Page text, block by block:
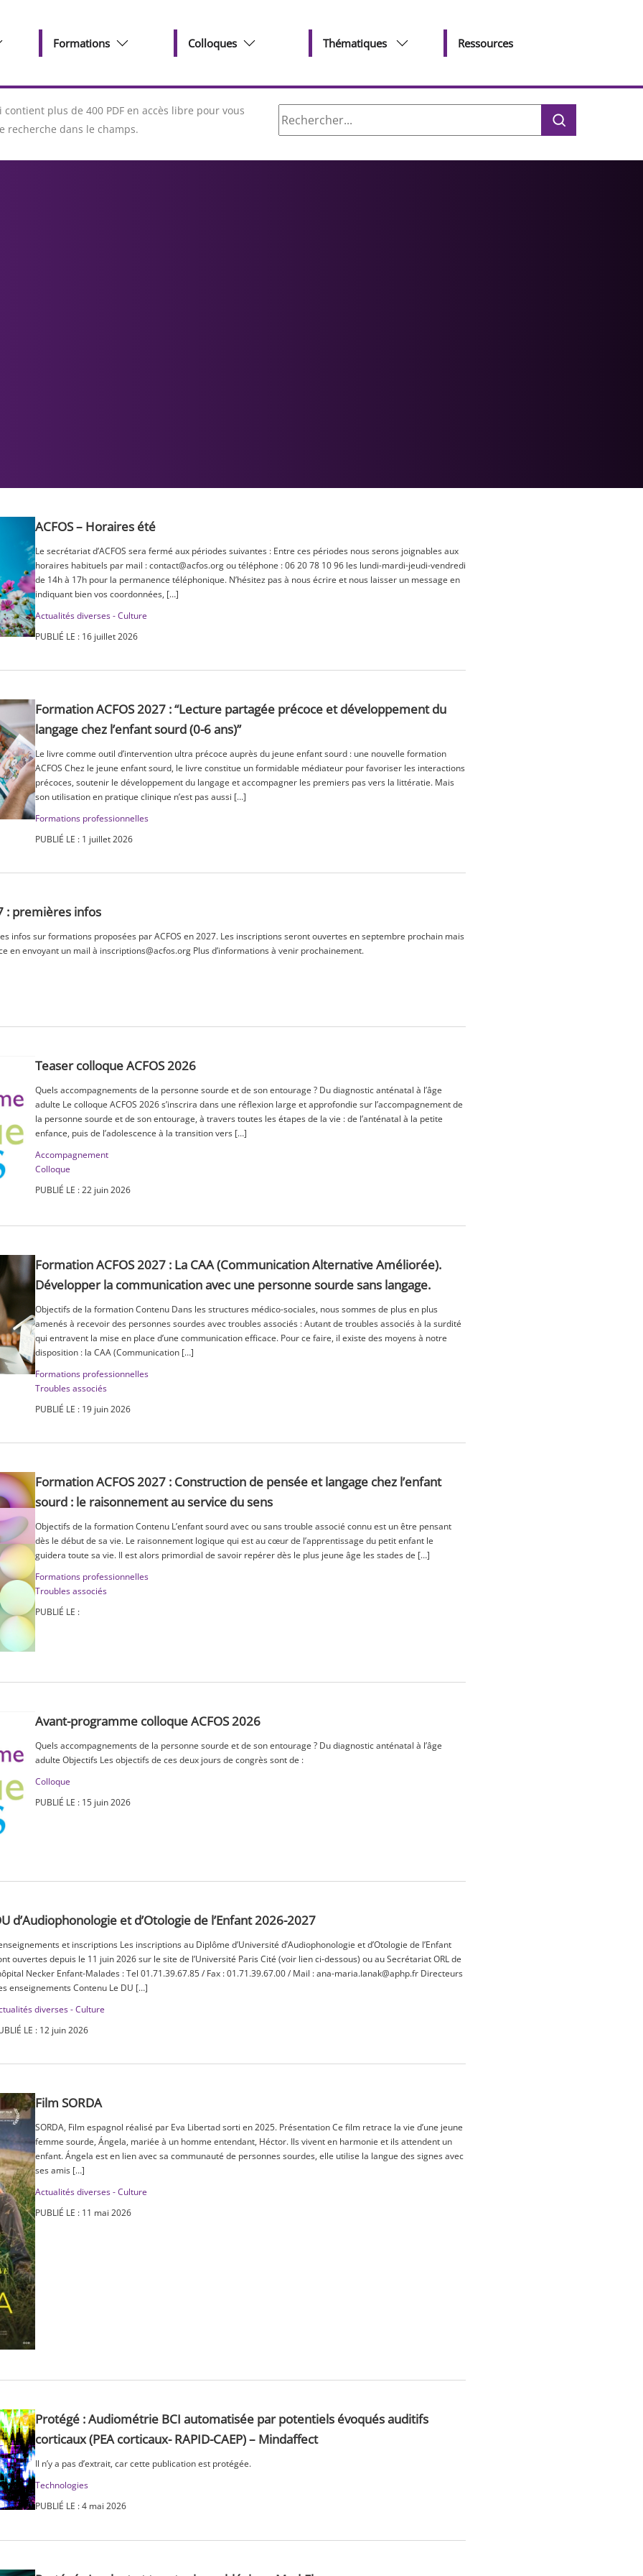
Formations Colloques Thématiques Ressources
plus de 400 PDF en accès libre pour vous
recherche dans le champs.
Rechercher :
ACFOS – Horaires été
Le secrétariat d’ACFOS sera fermé aux périodes suivantes : Entre ces périodes nous serons joignables aux
horaires habituels par mail : contact@acfos.org ou téléphone : 06 20 78 10 96 les lundi-mardi-jeudi-vendredi
de 14h à 17h pour la permanence téléphonique. N’hésitez pas à nous écrire et nous laisser un message en
indiquant bien vos coordonnées, […]
Actualités diverses - Culture
PUBLIÉ LE : 16 juillet 2026
Formation ACFOS 2027 : “Lecture partagée précoce et développement du
langage chez l’enfant sourd (0-6 ans)”
Le livre comme outil d’intervention ultra précoce auprès du jeune enfant sourd : une nouvelle formation
ACFOS Chez le jeune enfant sourd, le livre constitue un formidable médiateur pour favoriser les interactions
précoces, soutenir le développement du langage et accompagner les premiers pas vers la littératie. Mais
son utilisation en pratique clinique n’est pas aussi […]
Formations professionnelles
PUBLIÉ LE : 1 juillet 2026
: premières infos
infos sur formations proposées par ACFOS en 2027. Les inscriptions seront ouvertes en septembre prochain mais
en envoyant un mail à inscriptions@acfos.org Plus d’informations à venir prochainement.
Teaser colloque ACFOS 2026
Quels accompagnements de la personne sourde et de son entourage ? Du diagnostic anténatal à l’âge
adulte Le colloque ACFOS 2026 s’inscrira dans une réflexion large et approfondie sur l’accompagnement de
la personne sourde et de son entourage, à travers toutes les étapes de la vie : de l’anténatal à la petite
enfance, puis de l’adolescence à la transition vers […]
Accompagnement
Colloque
PUBLIÉ LE : 22 juin 2026
Formation ACFOS 2027 : La CAA (Communication Alternative Améliorée).
Développer la communication avec une personne sourde sans langage.
Objectifs de la formation Contenu Dans les structures médico-sociales, nous sommes de plus en plus
amenés à recevoir des personnes sourdes avec troubles associés : Autant de troubles associés à la surdité
qui entravent la mise en place d’une communication efficace. Pour ce faire, il existe des moyens à notre
disposition : la CAA (Communication […]
Formations professionnelles
Troubles associés
PUBLIÉ LE : 19 juin 2026
Formation ACFOS 2027 : Construction de pensée et langage chez l’enfant
sourd : le raisonnement au service du sens
Objectifs de la formation Contenu L’enfant sourd avec ou sans trouble associé connu est un être pensant
dès le début de sa vie. Le raisonnement logique qui est au cœur de l’apprentissage du petit enfant le
guidera toute sa vie. Il est alors primordial de savoir repérer dès le plus jeune âge les stades de […]
Formations professionnelles
Troubles associés
PUBLIÉ LE :
Avant-programme colloque ACFOS 2026
Quels accompagnements de la personne sourde et de son entourage ? Du diagnostic anténatal à l’âge
adulte Objectifs Les objectifs de ces deux jours de congrès sont de :
Colloque
PUBLIÉ LE : 15 juin 2026
d’Audiophonologie et d’Otologie de l’Enfant 2026-2027
et inscriptions Les inscriptions au Diplôme d’Université d’Audiophonologie et d’Otologie de l’Enfant
ouvertes depuis le 11 juin 2026 sur le site de l’Université Paris Cité (voir lien ci-dessous) ou au Secrétariat ORL de
Necker Enfant-Malades : Tel 01.71.39.67.85 / Fax : 01.71.39.67.00 / Mail : ana-maria.lanak@aphp.fr Directeurs
enseignements Contenu Le DU […]
diverses - Culture
LE : 12 juin 2026
Film SORDA
SORDA, Film espagnol réalisé par Eva Libertad sorti en 2025. Présentation Ce film retrace la vie d’une jeune
femme sourde, Ángela, mariée à un homme entendant, Héctor. Ils vivent en harmonie et ils attendent un
enfant. Ángela est en lien avec sa communauté de personnes sourdes, elle utilise la langue des signes avec
ses amis […]
Actualités diverses - Culture
PUBLIÉ LE : 11 mai 2026
Protégé : Audiométrie BCI automatisée par potentiels évoqués auditifs
corticaux (PEA corticaux- RAPID-CAEP) – Mindaffect
Il n’y a pas d’extrait, car cette publication est protégée.
Technologies
PUBLIÉ LE : 4 mai 2026